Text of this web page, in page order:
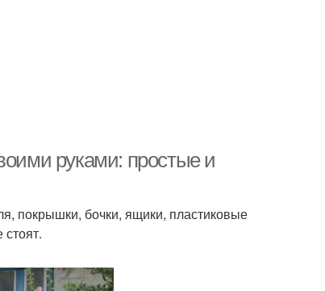
руками: простые и
покрышки, бочки, ящики, пластиковые